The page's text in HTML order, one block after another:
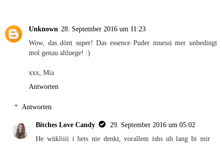
Unknown 28. September 2016 um 11:23
Wow, das dönt super! Das essence Puder muessi mer unbedingt
mol genau ahluege! :)
xxx, Mia
Antworten
Antworten
Bitches Love Candy
29. September 2016 um 05:02
He wükliiii i hets nie denkt, vorallem ishs uh lang bi mir